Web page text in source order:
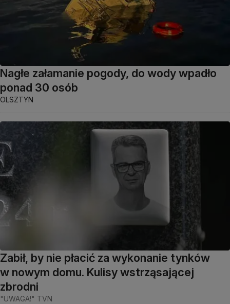
Nagłe załamanie pogody, do wody wpadło
ponad 30 osób
OLSZTYN
Zabił, by nie płacić za wykonanie tynków
w nowym domu. Kulisy wstrząsającej
zbrodni
"UWAGA!" TVN